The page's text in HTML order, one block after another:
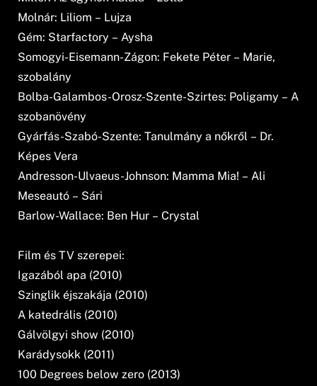
Molnár: Liliom – Lujza
Gém: Starfactory – Aysha
Somogyi-Eisemann-Zágon: Fekete Péter – Marie,
szobalány
Bolba-Galambos-Orosz-Szente-Szirtes: Poligamy – A
szobanövény
Gyárfás-Szabó-Szente: Tanulmány a nőkről – Dr.
Képes Vera
Andresson-Ulvaeus-Johnson: Mamma Mia! – Ali
Meseautó – Sári
Barlow-Wallace: Ben Hur – Crystal
Film és TV szerepei:
Igazából apa (2010)
Szinglik éjszakája (2010)
A katedrális (2010)
Gálvölgyi show (2010)
Karádysokk (2011)
100 Degrees below zero (2013)